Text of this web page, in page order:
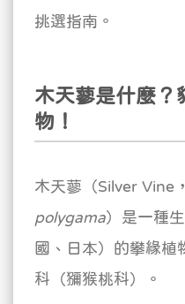
挑選指南。
木天蓼是什麼？
物！
木天蓼（Silver Vine
polygama）是一種
國、日本）的攀緣植
科（獼猴桃科）。